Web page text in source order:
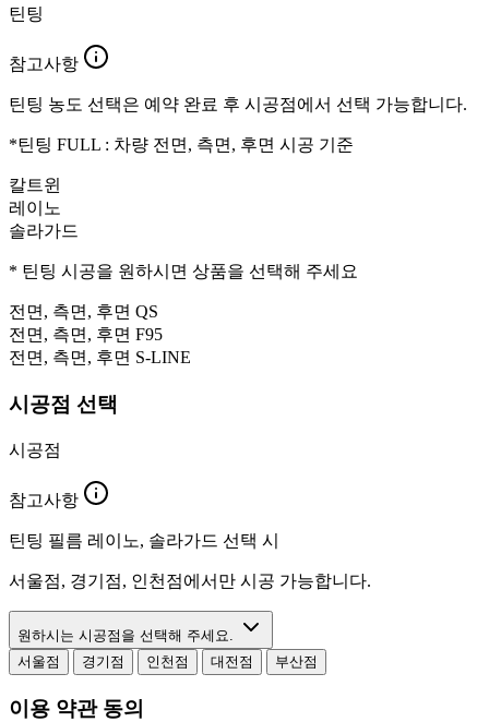
틴팅
참고사항
틴팅 농도 선택은 예약 완료 후 시공점에서 선택 가능합니다.
*틴팅 FULL : 차량 전면, 측면, 후면 시공 기준
칼트윈
레이노
솔라가드
* 틴팅 시공을 원하시면 상품을 선택해 주세요
전면, 측면, 후면 QS
전면, 측면, 후면 F95
전면, 측면, 후면 S-LINE
시공점 선택
시공점
참고사항
틴팅 필름 레이노, 솔라가드 선택 시
서울점, 경기점, 인천점에서만 시공 가능합니다.
원하시는 시공점을 선택해 주세요.
서울점
경기점 인천점 대전점 부산점
이용 약관 동의